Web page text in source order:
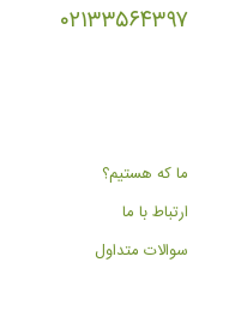
۰۲۱۳۳۵۶۴۳۹۷
ما که هستیم؟
ارتباط با ما
سوالات متداول